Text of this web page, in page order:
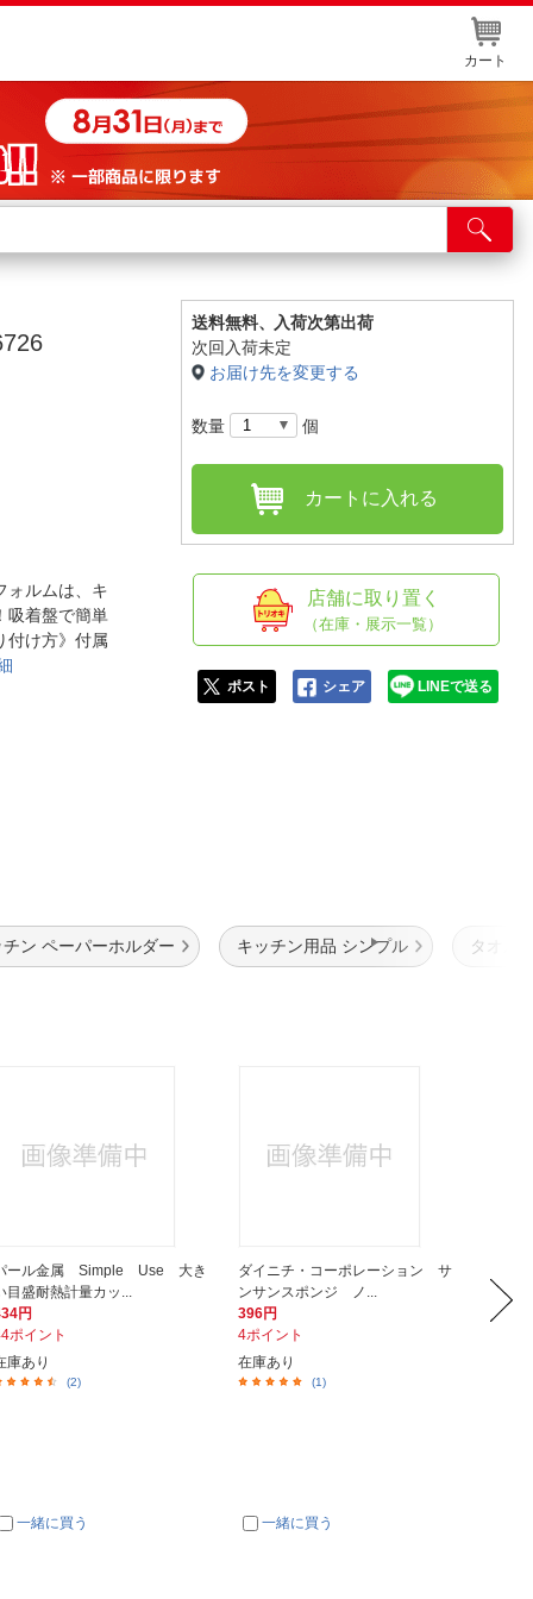
カート
舗サービス
ト取り置き
舗情報・店舗一覧
情報
ォルムは、キ
吸着盤で簡単
付け方》付属
送料無料、
入荷次第出荷
次回入荷未定
お届け先を変更する
数量 個
カートに入れる
店舗に取り置く
（在庫・展示一覧）
ポスト シェア LINEで送る
チン ペーパーホルダー キッチン用品 シンプル タオル
ール金属 Simple Use 大き
目盛耐熱計量カッ...
円
ポイント
庫あり
(2)
一緒に買う
ダイニチ・コーポレーション サ
ンサンスポンジ ノ...
396円
4ポイント
在庫あり
(1)
一緒に買う
IH ガ
905円